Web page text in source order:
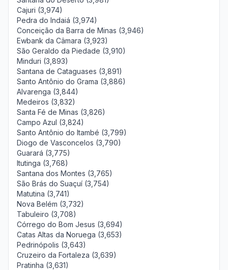
Cajuri (3,974)
Pedra do Indaiá (3,974)
Conceição da Barra de Minas (3,946)
Ewbank da Câmara (3,923)
São Geraldo da Piedade (3,910)
Minduri (3,893)
Santana de Cataguases (3,891)
Santo Antônio do Grama (3,886)
Alvarenga (3,844)
Medeiros (3,832)
Santa Fé de Minas (3,826)
Campo Azul (3,824)
Santo Antônio do Itambé (3,799)
Diogo de Vasconcelos (3,790)
Guarará (3,775)
Itutinga (3,768)
Santana dos Montes (3,765)
São Brás do Suaçuí (3,754)
Matutina (3,741)
Nova Belém (3,732)
Tabuleiro (3,708)
Córrego do Bom Jesus (3,694)
Catas Altas da Noruega (3,653)
Pedrinópolis (3,643)
Cruzeiro da Fortaleza (3,639)
Pratinha (3,631)